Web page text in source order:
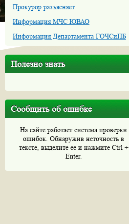
Прокурор разъясняет
Информация МЧС ЮВАО
Информация Департамента ГОЧСиПБ
Полезно знать
Сообщить об ошибке
На сайте работает система проверки
ошибок. Обнаружив неточность в
тексте, выделите ее и нажмите Ctrl +
Enter.